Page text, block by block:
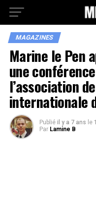
MAGAZINES
Marine le Pen
une
l’association
internationale
Publié il y a 7 ans le
Par Lamine B